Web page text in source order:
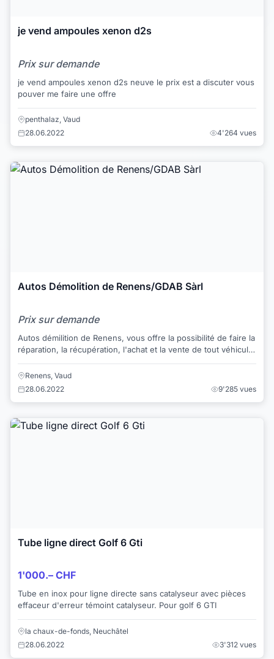
je vend ampoules xenon d2s
Prix sur demande
je vend ampoules xenon d2s neuve le prix est a discuter vous
pouver me faire une offre
penthalaz, Vaud
28.06.2022
4'264 vues
Autos Démolition de Renens/GDAB Sàrl
Prix sur demande
Autos démilition de Renens, vous offre la possibilité de faire la
réparation, la récupération, l'achat et la vente de tout véhicule
Renens, Vaud
28.06.2022
9'285 vues
Tube ligne direct Golf 6 Gti
1'000.– CHF
Tube en inox pour ligne directe sans catalyseur avec pièces
effaceur d'erreur témoint catalyseur. Pour golf 6 GTI
la chaux-de-fonds, Neuchâtel
28.06.2022
3'312 vues